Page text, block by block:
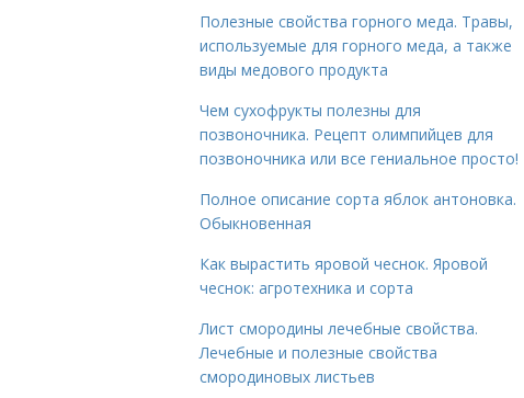
Полезные свойства горного меда. Травы,
используемые для горного меда, а также
виды медового продукта
Чем сухофрукты полезны для
позвоночника. Рецепт олимпийцев для
позвоночника или все гениальное просто!
Полное описание сорта яблок антоновка.
Обыкновенная
Как вырастить яровой чеснок. Яровой
чеснок: агротехника и сорта
Лист смородины лечебные свойства.
Лечебные и полезные свойства
смородиновых листьев